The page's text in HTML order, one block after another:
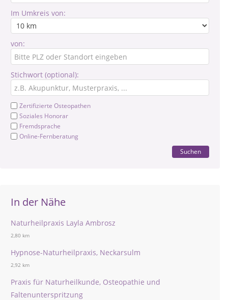
Im Umkreis von:
von:
Stichwort (optional):
Zertifizierte Osteopathen
Soziales Honorar
Fremdsprache
Online-Fernberatung
Suchen
In der Nähe
Naturheilpraxis Layla Ambrosz
2,80 km
Hypnose-Naturheilpraxis, Neckarsulm
2,92 km
Praxis für Naturheilkunde, Osteopathie und
Faltenunterspritzung